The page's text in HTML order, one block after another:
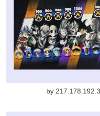
by